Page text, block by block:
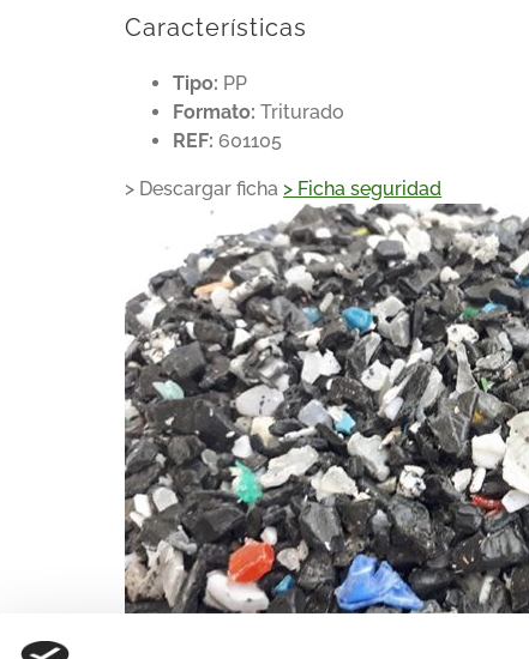
Características
Tipo: PP
Formato: Triturado
REF: 601105
> Descargar ficha > Ficha seguridad